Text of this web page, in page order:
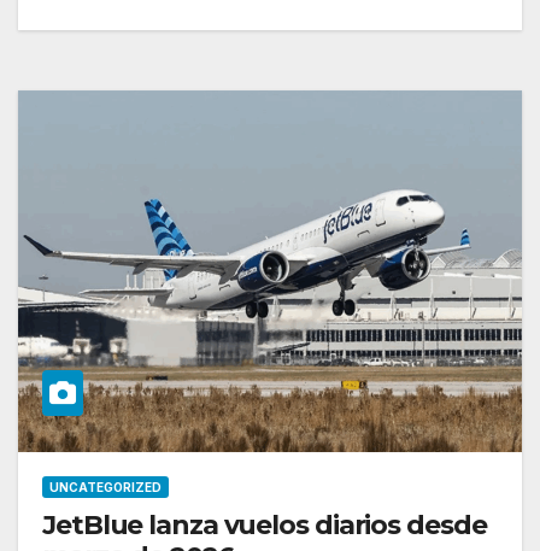
UNCATEGORIZED
JetBlue lanza vuelos diarios desde